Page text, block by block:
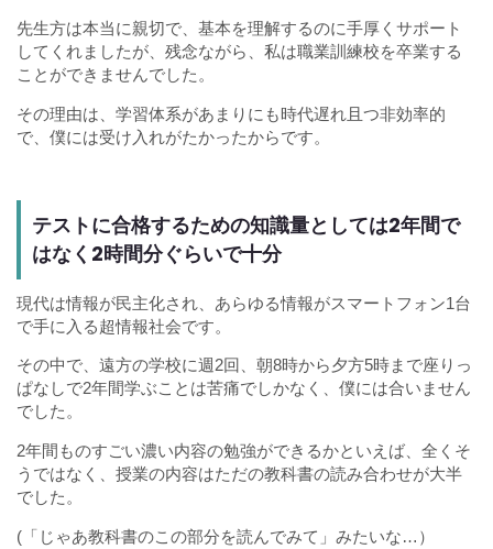
先生方は本当に親切で、基本を理解するのに手厚くサポート
してくれましたが、残念ながら、私は職業訓練校を卒業する
ことができませんでした。
その理由は、学習体系があまりにも時代遅れ且つ非効率的
で、僕には受け入れがたかったからです。
テストに合格するための知識量としては2年間で
はなく2時間分ぐらいで十分
現代は情報が民主化され、あらゆる情報がスマートフォン1台
で手に入る超情報社会です。
その中で、遠方の学校に週2回、朝8時から夕方5時まで座りっ
ぱなしで2年間学ぶことは苦痛でしかなく、僕には合いません
でした。
2年間ものすごい濃い内容の勉強ができるかといえば、全くそ
うではなく、授業の内容はただの教科書の読み合わせが大半
でした。
(「じゃあ教科書のこの部分を読んでみて」みたいな…）